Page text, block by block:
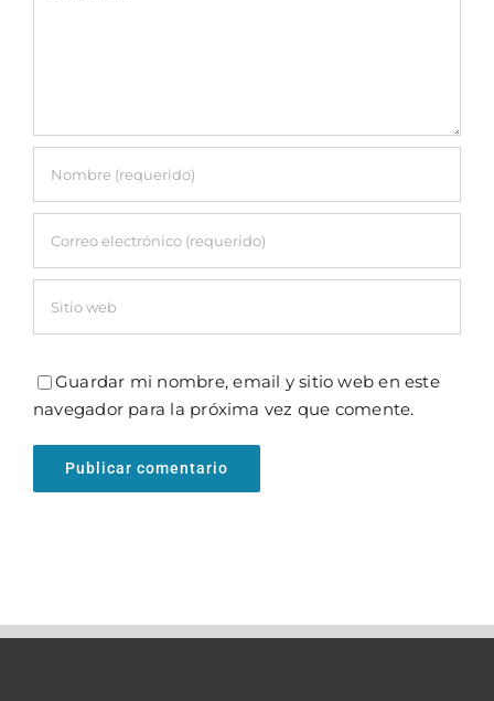
Guardar mi nombre, email y sitio web en este
navegador para la próxima vez que comente.